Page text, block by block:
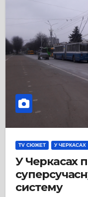
TV СЮЖЕТ У ЧЕРКАСАХ
У Черкасах
систему